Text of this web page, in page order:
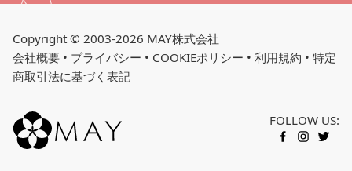
Copyright © 2003-2026 MAY株式会社
会社概要 • プライバシー • COOKIEポリシー • 利用規約 • 特定
商取引法に基づく表記
FOLLOW US:
FACEBOOK